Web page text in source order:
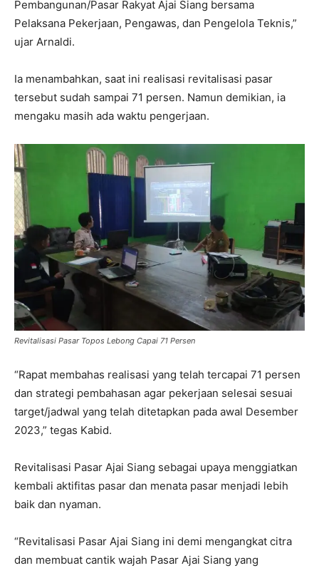
Pembangunan/Pasar Rakyat Ajai Siang bersama
Pelaksana Pekerjaan, Pengawas, dan Pengelola Teknis,”
ujar Arnaldi.
Ia menambahkan, saat ini realisasi revitalisasi pasar
tersebut sudah sampai 71 persen. Namun demikian, ia
mengaku masih ada waktu pengerjaan.
Revitalisasi Pasar Topos Lebong Capai 71 Persen
“Rapat membahas realisasi yang telah tercapai 71 persen
dan strategi pembahasan agar pekerjaan selesai sesuai
target/jadwal yang telah ditetapkan pada awal Desember
2023,” tegas Kabid.
Revitalisasi Pasar Ajai Siang sebagai upaya menggiatkan
kembali aktifitas pasar dan menata pasar menjadi lebih
baik dan nyaman.
“Revitalisasi Pasar Ajai Siang ini demi mengangkat citra
dan membuat cantik wajah Pasar Ajai Siang yang